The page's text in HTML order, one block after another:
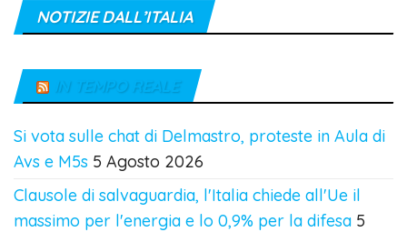
NOTIZIE DALL’ITALIA
IN TEMPO REALE
Si vota sulle chat di Delmastro, proteste in Aula di
Avs e M5s 5 Agosto 2026
Clausole di salvaguardia, l'Italia chiede all'Ue il
massimo per l'energia e lo 0,9% per la difesa 5